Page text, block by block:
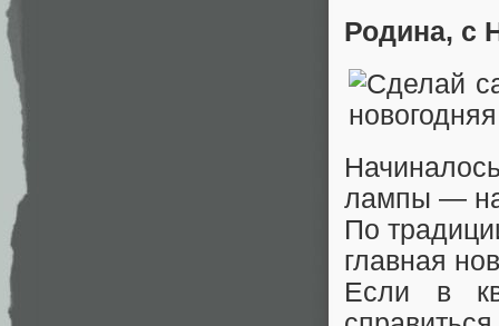
Родина, с
лампы —
По
главная
Если в